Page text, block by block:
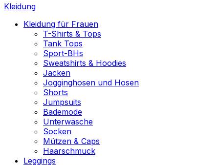
Kleidung
Kleidung für Frauen
T-Shirts & Tops
Tank Tops
Sport-BHs
Sweatshirts & Hoodies
Jacken
Jogginghosen und Hosen
Shorts
Jumpsuits
Bademode
Unterwäsche
Socken
Mützen & Caps
Haarschmuck
Leggings